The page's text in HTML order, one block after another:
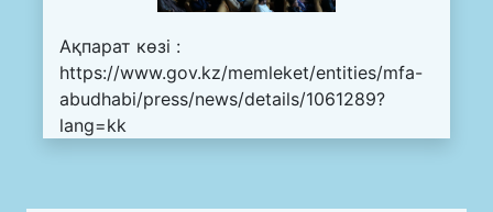
Ақпарат көзі :
https://www.gov.kz/memleket/entities/mfa-
abudhabi/press/news/details/1061289?
lang=kk